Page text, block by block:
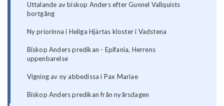
Uttalande av biskop Anders efter Gunnel Vallquists
bortgång
Ny priorinna i Heliga Hjärtas kloster i Vadstena
Biskop Anders predikan - Epifania, Herrens
uppenbarelse
Vigning av ny abbedissa i Pax Mariae
Biskop Anders predikan från nyårsdagen